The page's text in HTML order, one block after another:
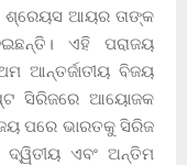
ଶ୍ରେୟସ ଆୟର ତାଙ୍କ
ଏହି ପରାଜୟ
ଆନ୍ତର୍ଜାତୀୟ ବିଜୟ
ସିରିଜରେ ଆୟୋଜକ
ପରେ ଭାରତକୁ ସିରିଜ
ଦ୍ୱିତୀୟ ଏବଂ ଅନ୍ତିମ